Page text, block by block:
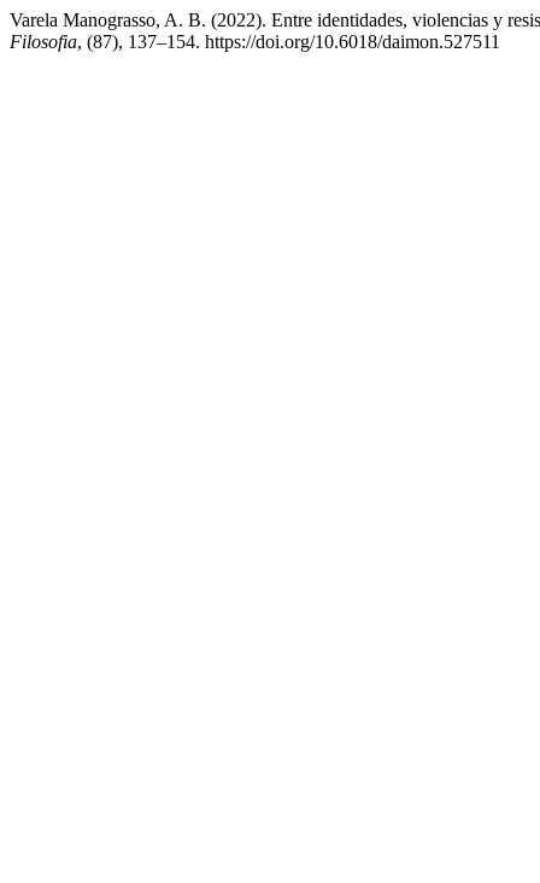
Varela Manograsso, A. B. (2022). Entre identidades, violencias y
Filosofia, (87), 137–154. https://doi.org/10.6018/daimon.527511